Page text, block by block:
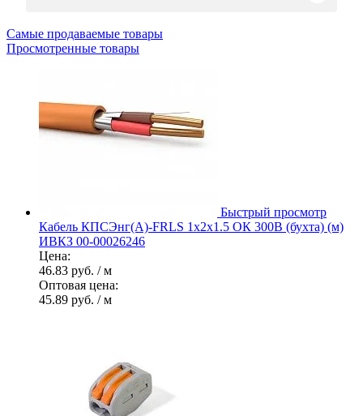
Самые продаваемые товары
Просмотренные товары
Быстрый просмотр
Кабель КПСЭнг(А)-FRLS 1х2х1.5 ОК 300В (бухта) (м)
ИВКЗ 00-00026246
Цена:
46.83 руб. / м
Оптовая цена:
45.89 руб. / м